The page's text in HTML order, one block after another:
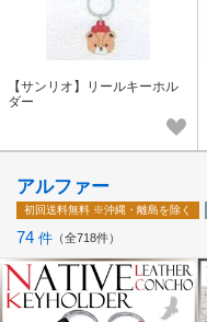
【サンリオ】リールキーホル
ダー
アルファー
初回送料無料 ※沖縄・離島を除く
74 件 全718件